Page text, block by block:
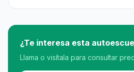
¿Te interesa esta
Llama o visítala para consultar